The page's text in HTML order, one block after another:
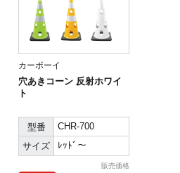
カーボーイ
穴あきコーン 反射ホワイ
ト
型番
CHR-700
サイズ
ﾚｯﾄﾞ～
販売価格